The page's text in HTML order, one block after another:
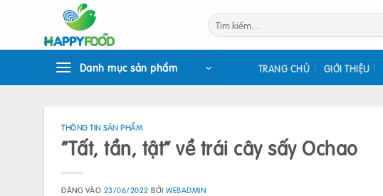
Tìm
kiếm:
Danh mục sản phẩm TRANG CHỦ GIỚI THIỆU
THÔNG TIN SẢN PHẨM
“Tất, tần, tật” về trái cây sấy Ochao
ĐĂNG VÀO 23/06/2022 BỞIWEBADMIN